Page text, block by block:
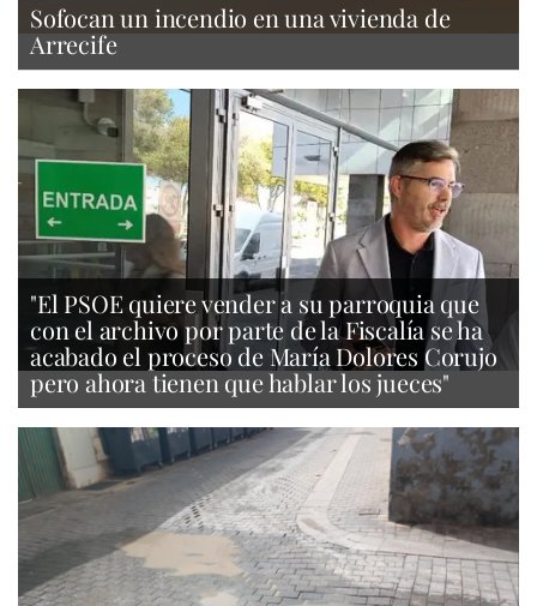
Sofocan un incendio en una vivienda de
Arrecife
"El PSOE quiere vender a su parroquia que
con el archivo por parte de la Fiscalía se ha
acabado el proceso de María Dolores Corujo
pero ahora tienen que hablar los jueces"